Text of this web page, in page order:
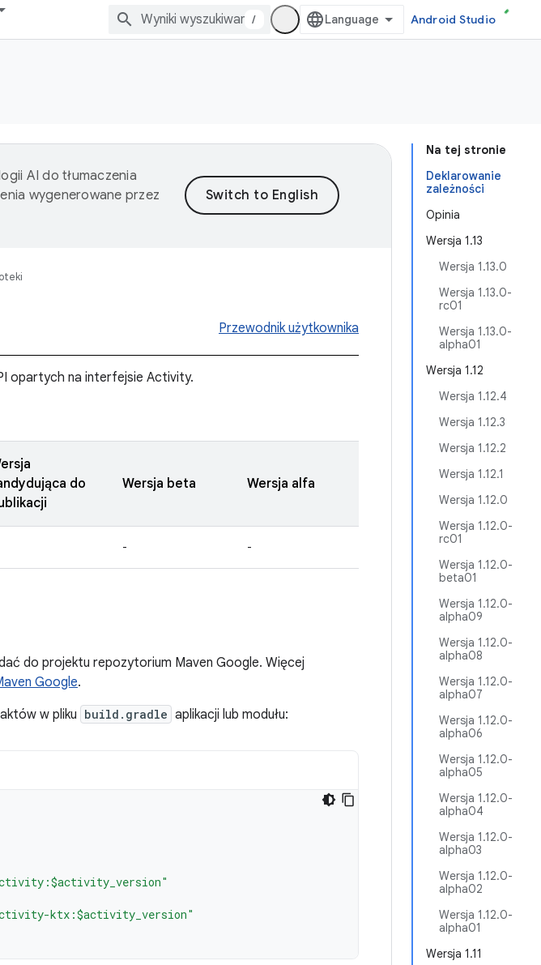
/ Android Studio
Na tej stronie
Deklarowanie
zależności
Opinia
Wersja 1.13
Wersja 1.13.0
Wersja 1.13.0-
rc01
Wersja 1.13.0-
alpha01
Wersja 1.12
Wersja 1.12.4
Wersja 1.12.3
Wersja 1.12.2
Wersja 1.12.1
Wersja 1.12.0
Wersja 1.12.0-
rc01
Wersja 1.12.0-
beta01
Wersja 1.12.0-
alpha09
Wersja 1.12.0-
alpha08
Wersja 1.12.0-
alpha07
Wersja 1.12.0-
alpha06
Wersja 1.12.0-
alpha05
Wersja 1.12.0-
alpha04
Wersja 1.12.0-
alpha03
Wersja 1.12.0-
alpha02
Wersja 1.12.0-
alpha01
Wersja 1.11
AI do tłumaczenia
wygenerowane przez
Przewodnik użytkownika
opartych na interfejsie Activity.
do
Wersja beta Wersja alfa
- -
do projektu repozytorium Maven Google. Więcej
Google.
w pliku build.gradle aplikacji lub modułu:
ktx:$activity_version"